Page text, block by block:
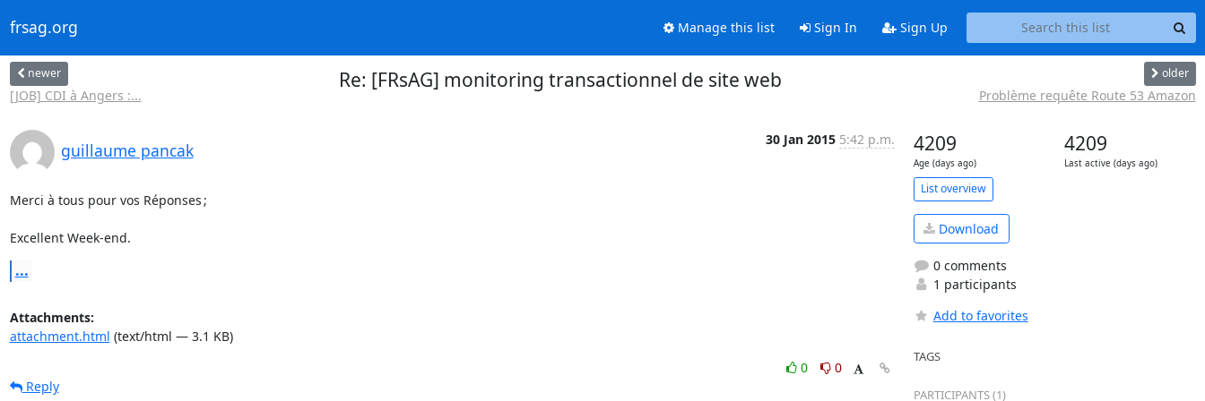
frsag.org Manage this list Sign In Sign Up
newer
[JOB] CDI à Angers :...
Re: [FRsAG] monitoring transactionnel de site web older
Problème requête Route 53 Amazon
guillaume pancak
30 Jan 2015 5:42 p.m.
Merci à tous pour vos Réponses ;
Excellent Week-end.
...
Attachments:
attachment.html (text/html — 3.1 KB)
0
0
Reply
4209
Age (days ago)
4209
Last active (days ago)
List overview
Download
0 comments
1 participants
Add to favorites
TAGS
PARTICIPANTS (1)